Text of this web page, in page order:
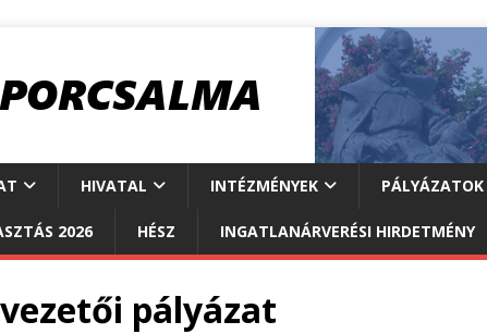
HIVATAL INTÉZMÉNYEK PÁLYÁZATOK
2026 HÉSZ INGATLANÁRVERÉSI HIRDETMÉNY
pályázat